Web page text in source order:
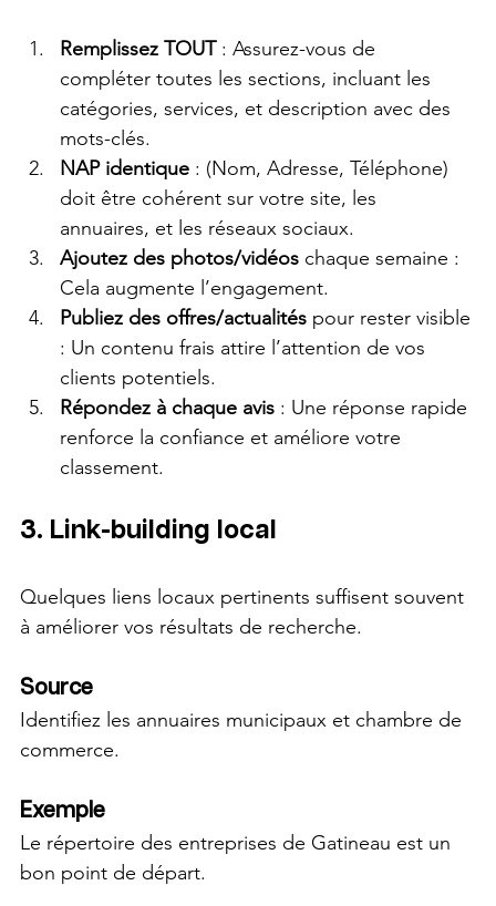
Remplissez TOUT : Assurez-vous de
compléter toutes les sections, incluant les
catégories, services, et description avec des
mots-clés.
NAP identique : (Nom, Adresse, Téléphone)
doit être cohérent sur votre site, les
annuaires, et les réseaux sociaux.
Ajoutez des photos/vidéos chaque semaine :
Cela augmente l’engagement.
Publiez des offres/actualités pour rester visible
: Un contenu frais attire l’attention de vos
clients potentiels.
Répondez à chaque avis : Une réponse rapide
renforce la confiance et améliore votre
classement.
3. Link-building local
Quelques liens locaux pertinents suffisent souvent
à améliorer vos résultats de recherche.
Source
Identifiez les annuaires municipaux et chambre de
commerce.
Exemple
Le répertoire des entreprises de Gatineau est un
bon point de départ.